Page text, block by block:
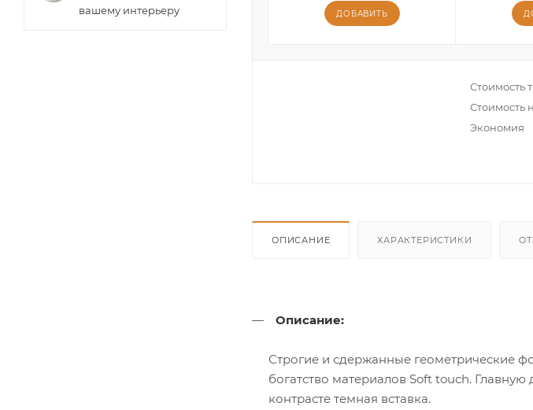
ДОБАВИТЬ
Стоимость
Стоимость
Экономия
ОПИСАНИЕ ХАРАКТЕРИСТИКИ
Описание:
Строгие и сдержанные геометрические
богатство материалов Soft touch.
контрасте темная вставка.
вашему интерьеру